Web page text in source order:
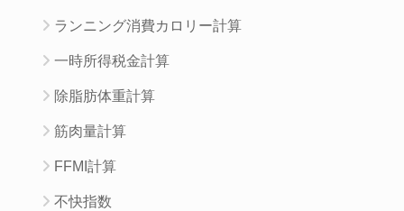
ランニング消費カロリー計算
一時所得税金計算
除脂肪体重計算
筋肉量計算
FFMI計算
不快指数